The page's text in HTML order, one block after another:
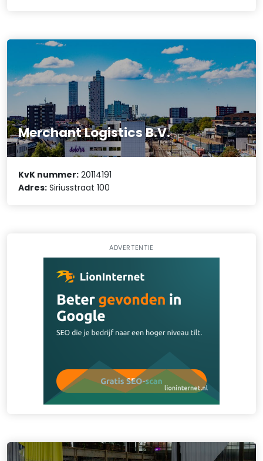
Merchant Logistics B.V.
KvK nummer: 20114191
Adres: Siriusstraat 100
ADVERTENTIE